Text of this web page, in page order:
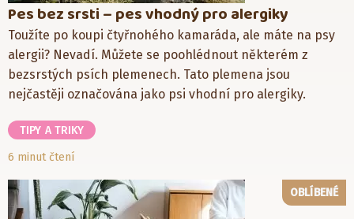
Pes bez srsti – pes vhodný pro alergiky
Toužíte po koupi čtyřnohého kamaráda, ale máte na psy
alergii? Nevadí. Můžete se poohlédnout některém z
bezsrstých psích plemenech. Tato plemena jsou
nejčastěji označována jako psi vhodní pro alergiky.
TIPY A TRIKY
6 minut čtení
OBLÍBENÉ